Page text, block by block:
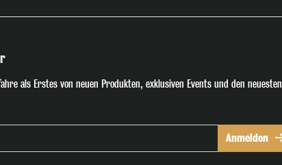
als Erstes von neuen Produkten, exklusiven Events und den neuesten
Anmelden